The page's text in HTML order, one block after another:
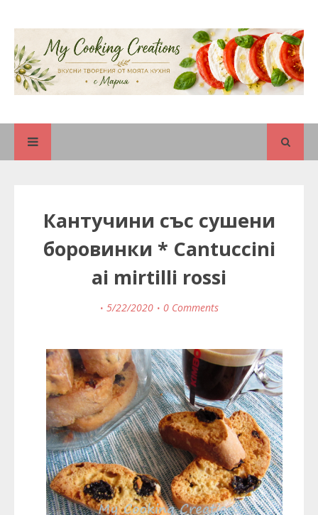
Кантучини със сушени
боровинки * Cantuccini
ai mirtilli rossi
5/22/2020 0 Comments